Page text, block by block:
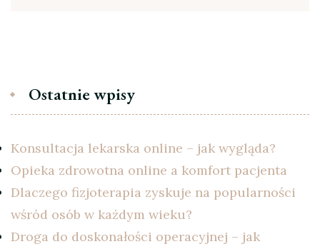
Ostatnie wpisy
Konsultacja lekarska online – jak wygląda?
Opieka zdrowotna online a komfort pacjenta
Dlaczego fizjoterapia zyskuje na popularności
wśród osób w każdym wieku?
Droga do doskonałości operacyjnej – jak